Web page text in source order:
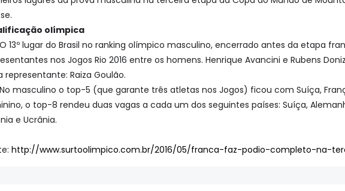
olímpica
13º lugar do Brasil no ranking olímpico masculino, encerrado antes da etapa
nos Jogos Rio 2016 entre os homens. Henrique Avancini e Rubens
representante: Raiza Goulão.
masculino o top-5 (que garante três atletas nos Jogos) ficou com Suíça,
o top-8 rendeu duas vagas a cada um dos seguintes países: Suíça,
e Ucrânia.
http://www.surtoolimpico.com.br/2016/05/franca-faz-podio-completo-na-